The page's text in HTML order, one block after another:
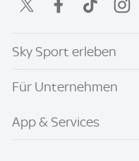
Sky Sport erleben
Für Unternehmen
App & Services